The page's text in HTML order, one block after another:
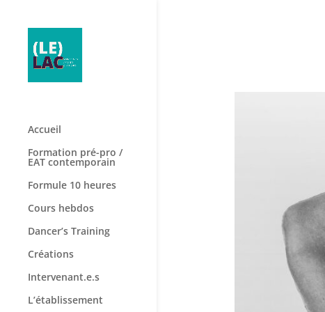
Accueil
Formation pré-pro /
EAT contemporain
Formule 10 heures
Cours hebdos
Dancer’s Training
Créations
Intervenant.e.s
L’établissement